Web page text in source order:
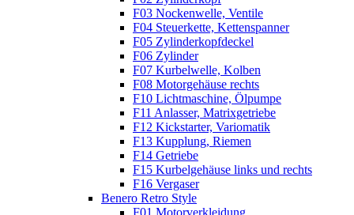
F03 Nockenwelle, Ventile
F04 Steuerkette, Kettenspanner
F05 Zylinderkopfdeckel
F06 Zylinder
F07 Kurbelwelle, Kolben
F08 Motorgehäuse rechts
F10 Lichtmaschine, Ölpumpe
F11 Anlasser, Matrixgetriebe
F12 Kickstarter, Variomatik
F13 Kupplung, Riemen
F14 Getriebe
F15 Kurbelgehäuse links und rechts
F16 Vergaser
Benero Retro Style
F01 Motorverkleidung